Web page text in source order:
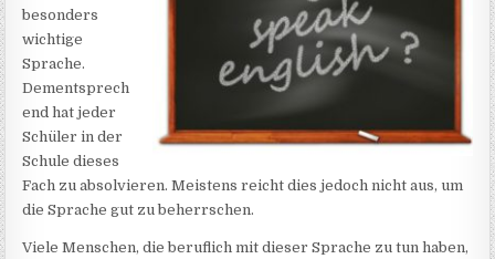
besonders
wichtige
Sprache.
Dementsprech
end hat jeder
Schüler in der
Schule dieses
Fach zu absolvieren. Meistens reicht dies jedoch nicht aus, um
die Sprache gut zu beherrschen.
Viele Menschen, die beruflich mit dieser Sprache zu tun haben,